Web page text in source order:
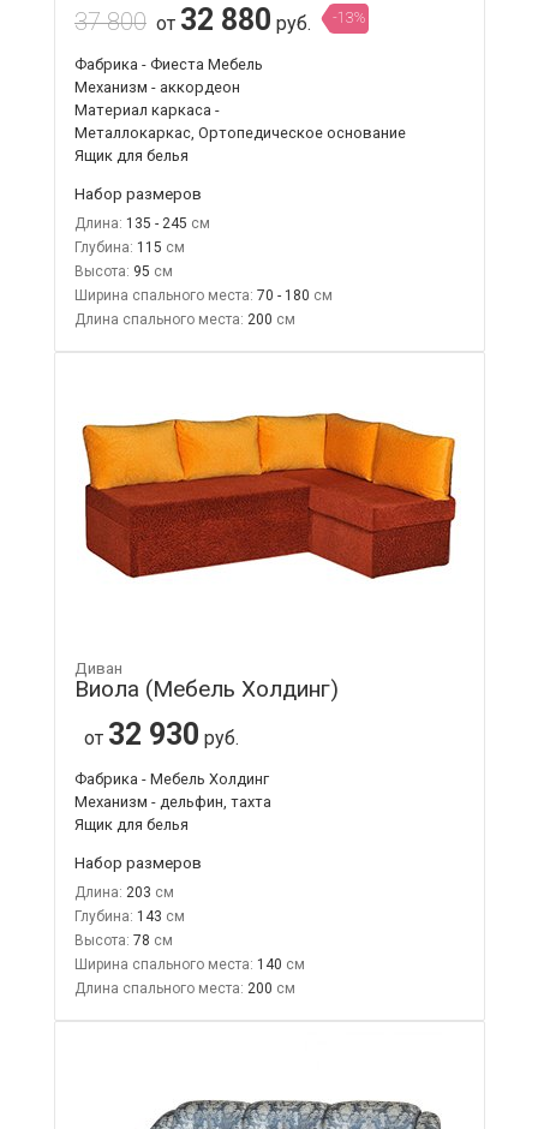
37 800 от 32 880 руб. -13%
Фабрика - Фиеста Мебель
Механизм - аккордеон
Материал каркаса -
Металлокаркас, Ортопедическое основание
Ящик для белья
Набор размеров
Длина: 135 - 245
Глубина: 115
Высота: 95
Ширина спального места: 70 - 180
Длина спального места: 200
Диван
Виола (Мебель Холдинг)
от 32 930 руб.
Фабрика - Мебель Холдинг
Механизм - дельфин, тахта
Ящик для белья
Набор размеров
Длина: 203
Глубина: 143
Высота: 78
Ширина спального места: 140
Длина спального места: 200